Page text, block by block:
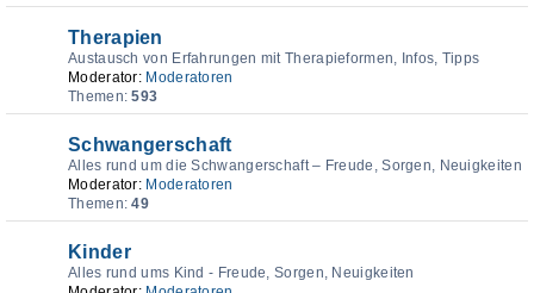
Therapien
Austausch von Erfahrungen mit Therapieformen, Infos, Tipps
Moderator: Moderatoren
Themen:593
Schwangerschaft
Alles rund um die Schwangerschaft – Freude, Sorgen, Neuigkeiten
Moderator: Moderatoren
Themen:49
Kinder
Alles rund ums Kind - Freude, Sorgen, Neuigkeiten